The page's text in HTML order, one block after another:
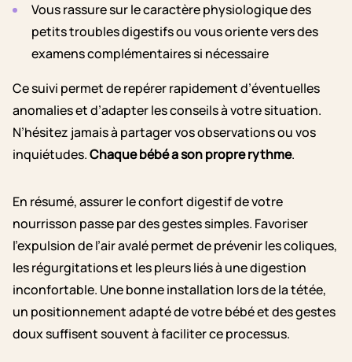
Vous rassure sur le caractère physiologique des
petits troubles digestifs ou vous oriente vers des
examens complémentaires si nécessaire
Ce suivi permet de repérer rapidement d’éventuelles
anomalies et d’adapter les conseils à votre situation.
N’hésitez jamais à partager vos observations ou vos
inquiétudes.Chaque bébé a son propre rythme.
En résumé, assurer le confort digestif de votre
nourrisson passe par des gestes simples. Favoriser
l’expulsion de l’air avalé permet de prévenir les coliques,
les régurgitations et les pleurs liés à une digestion
inconfortable. Une bonne installation lors de la tétée,
un positionnement adapté de votre bébé et des gestes
doux suffisent souvent à faciliter ce processus.